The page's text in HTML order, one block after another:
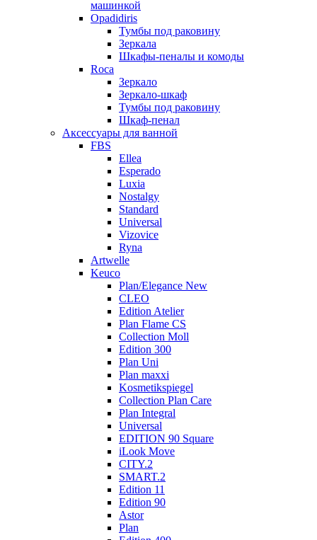
машинкой
Opadidiris
Тумбы под раковину
Зеркала
Шкафы-пеналы и комоды
Roca
Зеркало
Зеркало-шкаф
Тумбы под раковину
Шкаф-пенал
Аксессуары для ванной
FBS
Ellea
Esperado
Luxia
Nostalgy
Standard
Universal
Vizovice
Ryna
Artwelle
Keuco
Plan/Elegance New
CLEO
Edition Atelier
Plan Flame CS
Collection Moll
Edition 300
Plan Uni
Plan maxxi
Kosmetikspiegel
Collection Plan Care
Plan Integral
Universal
EDITION 90 Square
iLook Move
CITY.2
SMART.2
Edition 11
Edition 90
Astor
Plan